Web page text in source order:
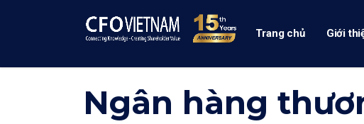
Trang chủ Giới
Ngân hàng